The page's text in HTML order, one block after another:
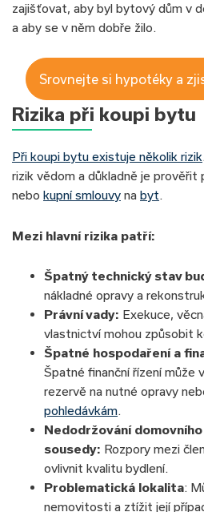
zajišťovat, aby byl bytový dům v
a aby se v něm dobře žilo.
Srovnejte si hypotéky a
Rizika při koupi bytu
Při koupi bytu existuje několik rizik
rizik vědom a důkladně je prověřit
nebo kupní smlouvy na byt.
Mezi hlavní rizika patří:
Špatný technický stav
nákladné opravy a
Právní vady: Exekuce,
vlastnictví mohou způsobit
Špatné hospodaření a
Špatné finanční řízení může
rezervě na nutné opravy
pohledávkám.
Nedodržování
sousedy: Rozpory mezi
ovlivnit kvalitu bydlení.
Problematická lokalita:
nemovitosti a ztížit její